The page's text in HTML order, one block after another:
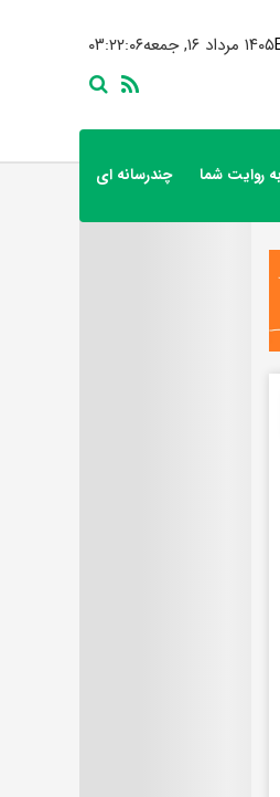
۰۳:۲۲:۰۸ ۱۴۰۵ مرداد ۱۶, جمعه
به روایت شما چندرسانه ای